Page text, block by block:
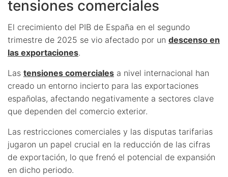
tensiones comerciales
El crecimiento del PIB de España en el segundo
trimestre de 2025 se vio afectado por un descenso en
las exportaciones.
Las tensiones comerciales a nivel internacional han
creado un entorno incierto para las exportaciones
españolas, afectando negativamente a sectores clave
que dependen del comercio exterior.
Las restricciones comerciales y las disputas tarifarias
jugaron un papel crucial en la reducción de las cifras
de exportación, lo que frenó el potencial de expansión
en dicho periodo.